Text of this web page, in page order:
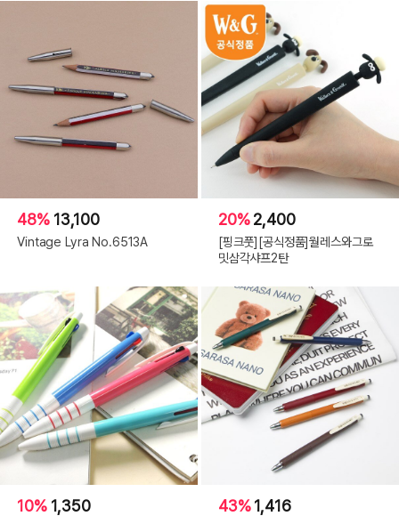
48% 13,100
Vintage Lyra No.6513A
20%2,400
[핑크풋][공식정품]월레스와그로
밋삼각샤프2탄
10% 1,350 43%1,416